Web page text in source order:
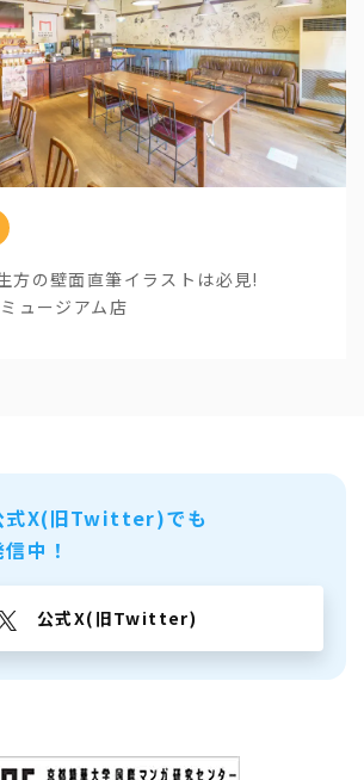
方の壁面直筆イラストは必見!
ュージアム店
式X(旧Twitter)でも
中！
公式X(旧Twitter)